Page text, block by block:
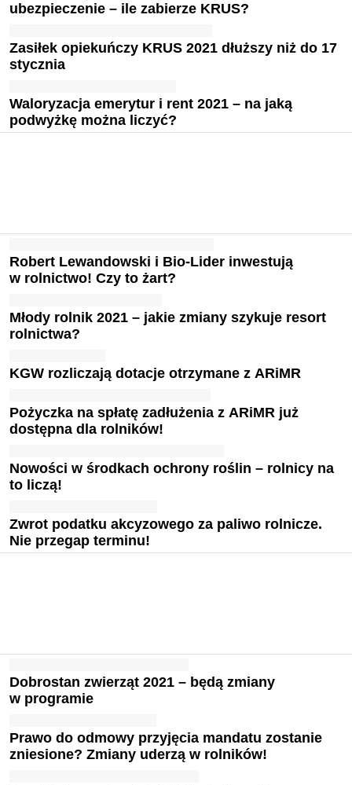
ubezpieczenie – ile zabierze KRUS?
Zasiłek opiekuńczy KRUS 2021 dłuższy niż do 17
stycznia
Waloryzacja emerytur i rent 2021 – na jaką
podwyżkę można liczyć?
Robert Lewandowski i Bio-Lider inwestują
w rolnictwo! Czy to żart?
Młody rolnik 2021 – jakie zmiany szykuje resort
rolnictwa?
KGW rozliczają dotacje otrzymane z ARiMR
Pożyczka na spłatę zadłużenia z ARiMR już
dostępna dla rolników!
Nowości w środkach ochrony roślin – rolnicy na
to liczą!
Zwrot podatku akcyzowego za paliwo rolnicze.
Nie przegap terminu!
Dobrostan zwierząt 2021 – będą zmiany
w programie
Prawo do odmowy przyjęcia mandatu zostanie
zniesione? Zmiany uderzą w rolników!